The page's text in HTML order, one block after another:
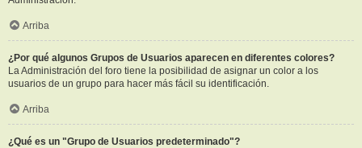
Arriba
¿Por qué algunos Grupos de Usuarios aparecen en diferentes colores?
La Administración del foro tiene la posibilidad de asignar un color a los
usuarios de un grupo para hacer más fácil su identificación.
Arriba
¿Qué es un "Grupo de Usuarios predeterminado"?